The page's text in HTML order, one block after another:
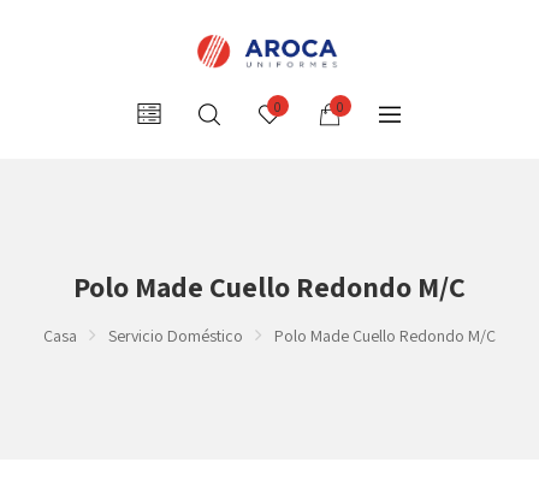
0 0
Polo Made Cuello Redondo M/C
Casa Servicio Doméstico Polo Made Cuello Redondo M/C